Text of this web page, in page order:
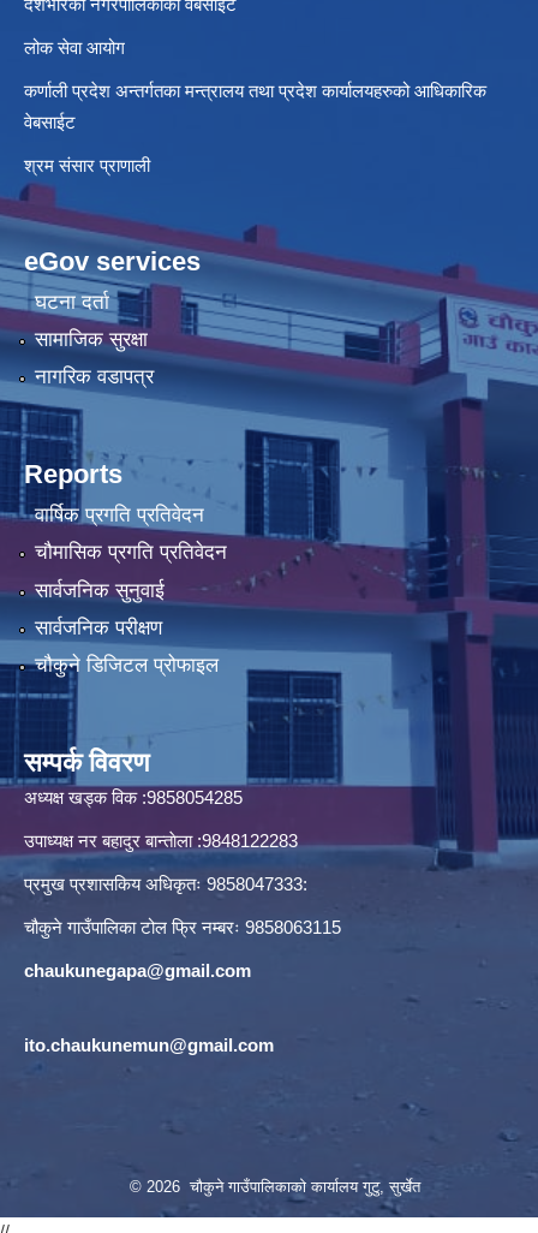
देशभरिका नगरपालिकाको वेबसाइट
लोक सेवा आयोग
कर्णाली प्रदेश अन्तर्गतका मन्त्रालय तथा प्रदेश कार्यालयहरुको आधिकारिक
वेबसाईट
श्रम संसार प्राणाली
eGov services
घटना दर्ता
सामाजिक सुरक्षा
नागरिक वडापत्र
Reports
वार्षिक प्रगति प्रतिवेदन
चौमासिक प्रगति प्रतिवेदन
सार्वजनिक सुनुवाई
सार्वजनिक परीक्षण
चौकुने डिजिटल प्रोफाइल
सम्पर्क विवरण
अध्यक्ष खड्क विक :9858054285
उपाध्यक्ष नर बहादुर बान्ताेला :9848122283
प्रमुख प्रशासकिय अधिकृतः 9858047333:
चौकुने गाउँपालिका टोल फ्रि नम्बरः 9858063115
chaukunegapa@gmail.com
ito.chaukunemun@gmail.com
© 2026 चौकुने गाउँपालिकाकाे कार्यालय गुटु, सुर्खेत